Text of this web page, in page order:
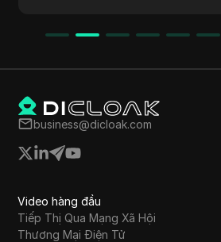
business@dicloak.com
Video hàng đầu
Tiếp Thị Qua Mạng Xã Hội
Thương Mại Điện Tử